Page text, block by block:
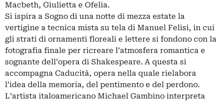
Macbeth, Giulietta e Ofelia.
Si ispira a Sogno di una notte di mezza estate la
vertigine a tecnica mista su tela di Manuel Felisi, in cui
gli strati di ornamenti floreali e lettere si fondono con la
fotografia finale per ricreare l’atmosfera romantica e
sognante dell’opera di Shakespeare. A questa si
accompagna Caducità, opera nella quale rielabora
l’idea della memoria, del pentimento e del perdono.
L’artista italoamericano Michael Gambino interpreta